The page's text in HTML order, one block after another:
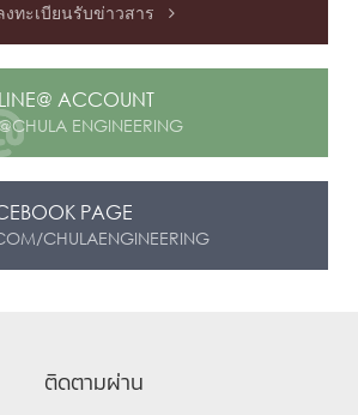
งทะเบียนรับข่าวสาร 
LINE@ ACCOUNT
ENGINEERING
PAGE
CHULAENGINEERING
ติดตามผ่าน